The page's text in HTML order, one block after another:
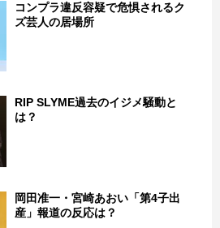
コンプラ違反容疑で危惧されるク
ズ芸人の居場所
RIP SLYME過去のイジメ騒動と
は？
岡田准一・宮崎あおい「第4子出
産」報道の反応は？